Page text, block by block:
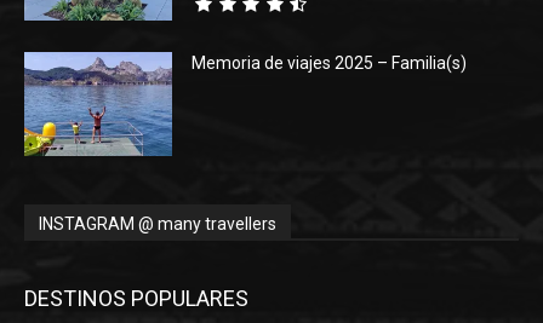
Memoria de viajes 2025 – Familia(s)
INSTAGRAM @ many travellers
DESTINOS POPULARES